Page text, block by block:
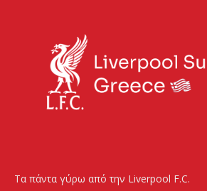
Τα πάντα γύρω από την Liverpool F.C.